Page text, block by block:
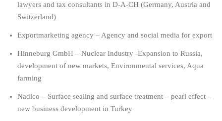
lawyers and tax consultants in D-A-CH (Germany, Austria and
Switzerland)
Exportmarketing agency – Agency and social media for export
Hinneburg GmbH – Nuclear Industry -Expansion to Russia,
development of new markets, Environmental services, Aqua
farming
Nadico – Surface sealing and surface treatment – pearl effect –
new business development in Turkey